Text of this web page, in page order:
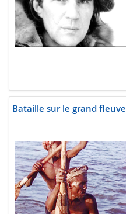
Bataille sur le grand fleuve